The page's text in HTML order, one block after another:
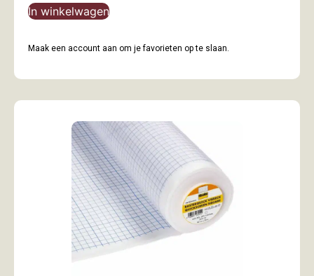
In winkelwagen
Maak een account aan om je favorieten op te slaan.